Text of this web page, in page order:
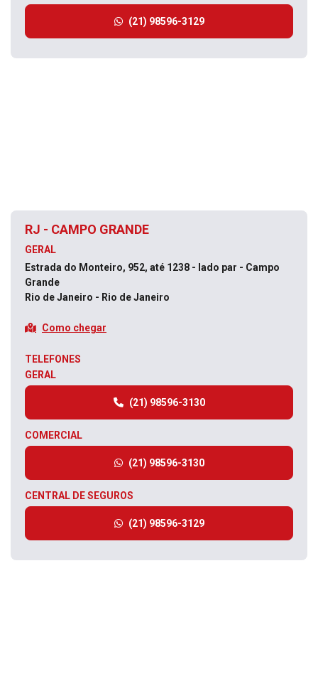
(21) 98596-3129
RJ - CAMPO GRANDE
GERAL
Estrada do Monteiro, 952, até 1238 - lado par - Campo
Grande
Rio de Janeiro - Rio de Janeiro
Como chegar
TELEFONES
GERAL
(21) 98596-3130
COMERCIAL
(21) 98596-3130
CENTRAL DE SEGUROS
(21) 98596-3129